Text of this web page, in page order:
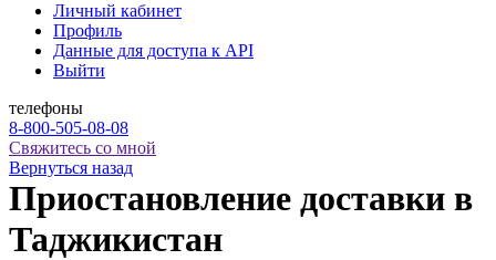
Личный кабинет
Профиль
Данные для доступа к API
Выйти
телефоны
8-800-505-08-08
Свяжитесь со мной
Вернуться назад
Приостановление доставки в
Таджикистан